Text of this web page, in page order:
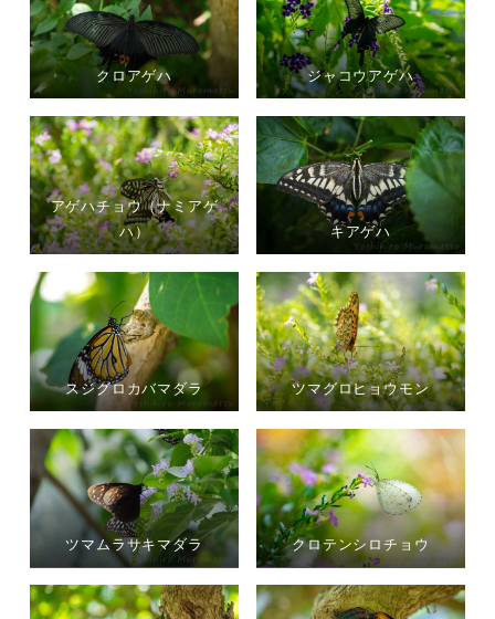
クロアゲハ ジャコウアゲハ
アゲハチョウ（ナミアゲ
ハ）
キアゲハ
スジグロカバマダラ ツマグロヒョウモン
ツマムラサキマダラ クロテンシロチョウ